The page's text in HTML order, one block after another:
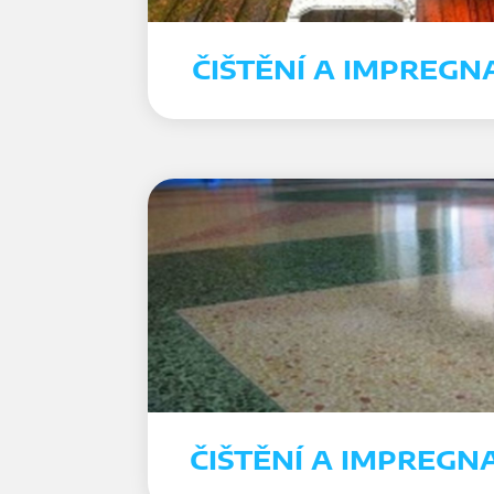
ČIŠTĚNÍ A
ČIŠTĚNÍ A